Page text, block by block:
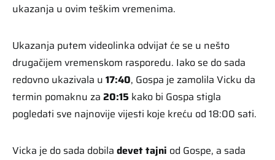
ukazanja u ovim teškim vremenima.
Ukazanja putem videolinka odvijat će se u nešto
drugačijem vremenskom rasporedu. Iako se do sada
redovno ukazivala u 17:40, Gospa je zamolila Vicku da
termin pomaknu za 20:15 kako bi Gospa stigla
pogledati sve najnovije vijesti koje kreću od 18:00 sati.
Vicka je do sada dobila devet tajni od Gospe, a sada